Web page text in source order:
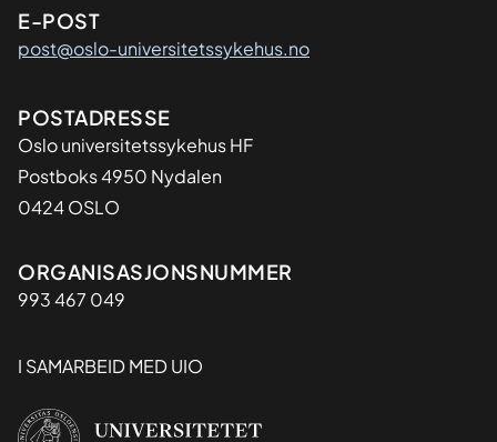
E-POST
post@oslo-universitetssykehus.no
Adresse
POSTADRESSE
Oslo universitetssykehus HF
Postboks 4950 Nydalen
0424 OSLO
Organisasjon
ORGANISASJONSNUMMER
993 467 049
I SAMARBEID MED UIO